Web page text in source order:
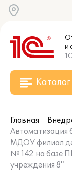
и
Каталог
Главная
Автоматизация
МДОУ филиал
№ 142 на базе
учреждения 8"